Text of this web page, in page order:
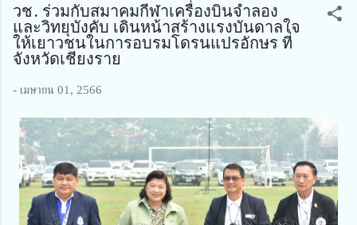
วช. ร่วมกับสมาคมกีฬาเครื่องบินจำลอง
และวิทยุบังคับ เดินหน้าสร้างแรงบันดาลใจ
ให้เยาวชนในการอบรมโดรนแปรอักษร ที่
จังหวัดเชียงราย
- เมษายน 01, 2566